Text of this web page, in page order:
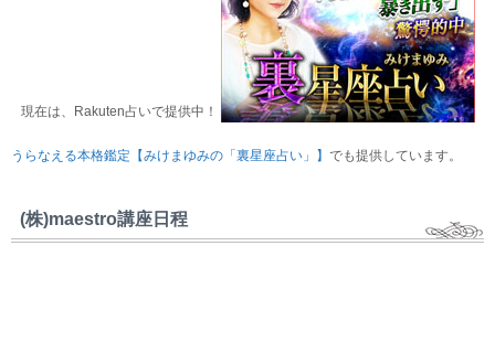
現在は、Rakuten占いで提供中！
うらなえる本格鑑定【みけまゆみの「裏星座占い」】 でも提供しています。
(株)maestro講座日程